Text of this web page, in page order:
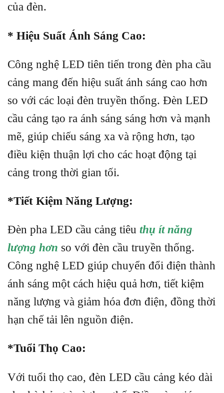
của đèn.
* Hiệu Suất Ánh Sáng Cao:
Công nghệ LED tiên tiến trong đèn pha cầu
cảng mang đến hiệu suất ánh sáng cao hơn
so với các loại đèn truyền thống. Đèn LED
cầu cảng tạo ra ánh sáng sáng hơn và mạnh
mẽ, giúp chiếu sáng xa và rộng hơn, tạo
điều kiện thuận lợi cho các hoạt động tại
cảng trong thời gian tối.
*Tiết Kiệm Năng Lượng:
Đèn pha LED cầu cảng tiêu thụ ít năng
lượng hơn so với đèn cầu truyền thống.
Công nghệ LED giúp chuyển đổi điện thành
ánh sáng một cách hiệu quả hơn, tiết kiệm
năng lượng và giảm hóa đơn điện, đồng thời
hạn chế tải lên nguồn điện.
*Tuổi Thọ Cao:
Với tuổi thọ cao, đèn LED cầu cảng kéo dài